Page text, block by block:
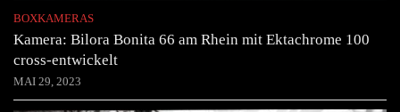
BOXKAMERAS
Kamera: Bilora Bonita 66 am Rhein mit Ektachrome 100
cross-entwickelt
MAI 29, 2023